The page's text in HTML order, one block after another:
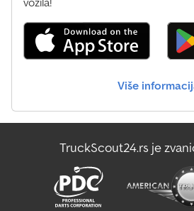
Više
TruckScout24.rs je